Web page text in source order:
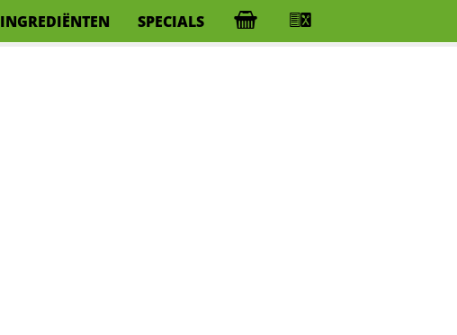
INGREDIËNTEN SPECIALS